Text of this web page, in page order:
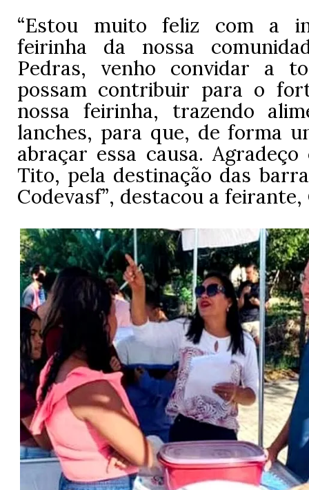
“Estou muito feliz com a
feirinha da nossa
Pedras, venho convidar a
possam contribuir para o
nossa feirinha, trazendo
lanches, para que, de forma
abraçar essa causa.
Tito, pela destinação das
Codevasf”, destacou a feirante,